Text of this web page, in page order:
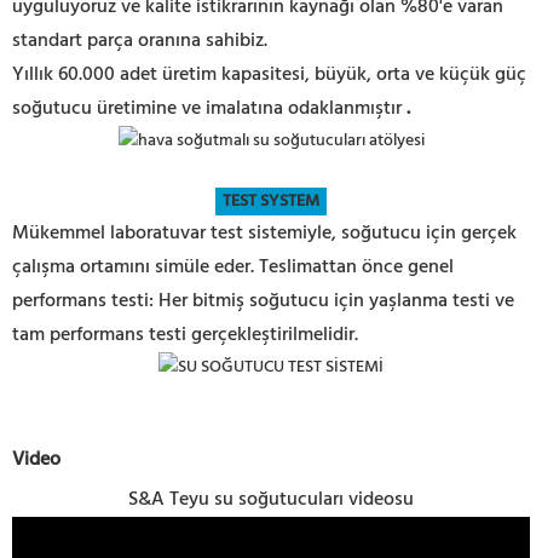
uyguluyoruz ve kalite istikrarının kaynağı olan %80'e varan
standart parça oranına sahibiz.
Yıllık 60.000 adet üretim kapasitesi, büyük, orta ve küçük güç
soğutucu üretimine ve imalatına odaklanmıştır.
TEST SYSTEM
Mükemmel laboratuvar test sistemiyle, soğutucu için gerçek
çalışma ortamını simüle eder. Teslimattan önce genel
performans testi: Her bitmiş soğutucu için yaşlanma testi ve
tam performans testi gerçekleştirilmelidir.
Video
S&A Teyu su soğutucuları videosu